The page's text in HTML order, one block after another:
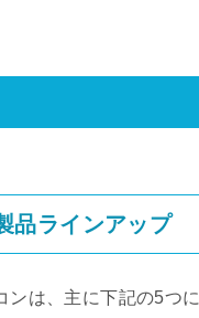
品ラインアップ
は、主に下記の5つ